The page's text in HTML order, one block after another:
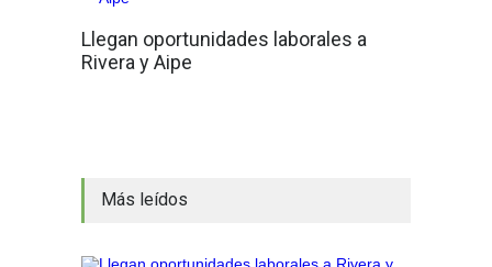
Llegan oportunidades laborales a
Rivera y Aipe
Más leídos